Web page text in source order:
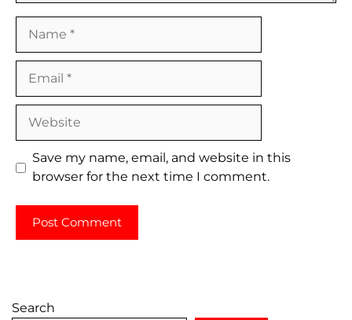
Save my name, email, and website in this
browser for the next time I comment.
Search